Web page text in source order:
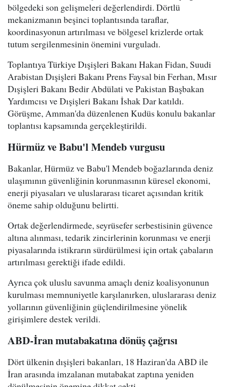
bölgedeki son gelişmeleri değerlendirdi. Dörtlü
mekanizmanın beşinci toplantısında taraflar,
koordinasyonun artırılması ve bölgesel krizlerde ortak
tutum sergilenmesinin önemini vurguladı.
Toplantıya Türkiye Dışişleri Bakanı Hakan Fidan, Suudi
Arabistan Dışişleri Bakanı Prens Faysal bin Ferhan, Mısır
Dışişleri Bakanı Bedir Abdülati ve Pakistan Başbakan
Yardımcısı ve Dışişleri Bakanı İshak Dar katıldı.
Görüşme, Amman'da düzenlenen Kudüs konulu bakanlar
toplantısı kapsamında gerçekleştirildi.
Hürmüz ve Babu'l Mendeb vurgusu
Bakanlar, Hürmüz ve Babu'l Mendeb boğazlarında deniz
ulaşımının güvenliğinin korunmasının küresel ekonomi,
enerji piyasaları ve uluslararası ticaret açısından kritik
öneme sahip olduğunu belirtti.
Ortak değerlendirmede, seyrüsefer serbestisinin güvence
altına alınması, tedarik zincirlerinin korunması ve enerji
piyasalarında istikrarın sürdürülmesi için ortak çabaların
artırılması gerektiği ifade edildi.
Ayrıca çok uluslu savunma amaçlı deniz koalisyonunun
kurulması memnuniyetle karşılanırken, uluslararası deniz
yollarının güvenliğinin güçlendirilmesine yönelik
girişimlere destek verildi.
ABD-İran mutabakatına dönüş çağrısı
Dört ülkenin dışişleri bakanları, 18 Haziran'da ABD ile
İran arasında imzalanan mutabakat zaptına yeniden